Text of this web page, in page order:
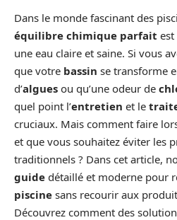
Dans le monde fascinant des
équilibre chimique parfait
une eau claire et saine. Si vous
que votre bassin se transforme
d’algues ou qu’une odeur de
quel point l’entretien et le
cruciaux. Mais comment faire
et que vous souhaitez éviter les
traditionnels ? Dans cet article,
guide détaillé et moderne pour
piscine sans recourir aux
Découvrez comment des